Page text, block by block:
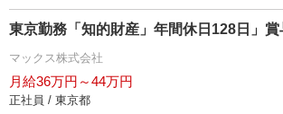
東京勤務「知的財産」年間休日128日」
マックス株式会社
月給36万円～44万円
正社員 / 東京都